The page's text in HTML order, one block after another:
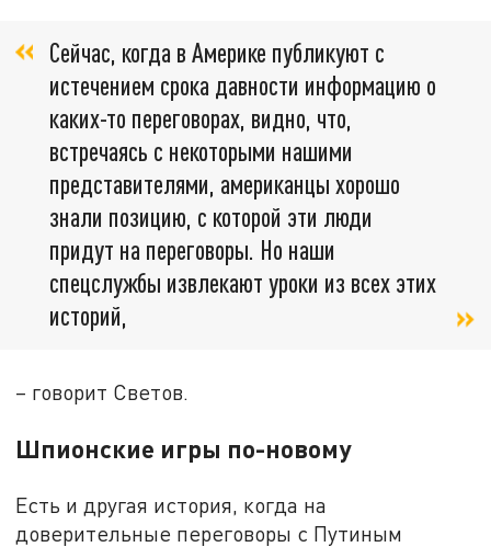
Сейчас, когда в Америке публикуют с
истечением срока давности информацию о
каких-то переговорах, видно, что,
встречаясь с некоторыми нашими
представителями, американцы хорошо
знали позицию, с которой эти люди
придут на переговоры. Но наши
спецслужбы извлекают уроки из всех этих
историй,
– говорит Светов.
Шпионские игры по-новому
Есть и другая история, когда на
доверительные переговоры с Путиным